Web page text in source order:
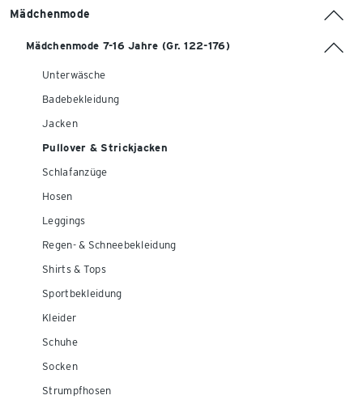
Mädchenmode
Mädchenmode 7-16 Jahre (Gr. 122-176)
Unterwäsche
Badebekleidung
Jacken
Pullover & Strickjacken
Schlafanzüge
Hosen
Leggings
Regen- & Schneebekleidung
Shirts & Tops
Sportbekleidung
Kleider
Schuhe
Socken
Strumpfhosen